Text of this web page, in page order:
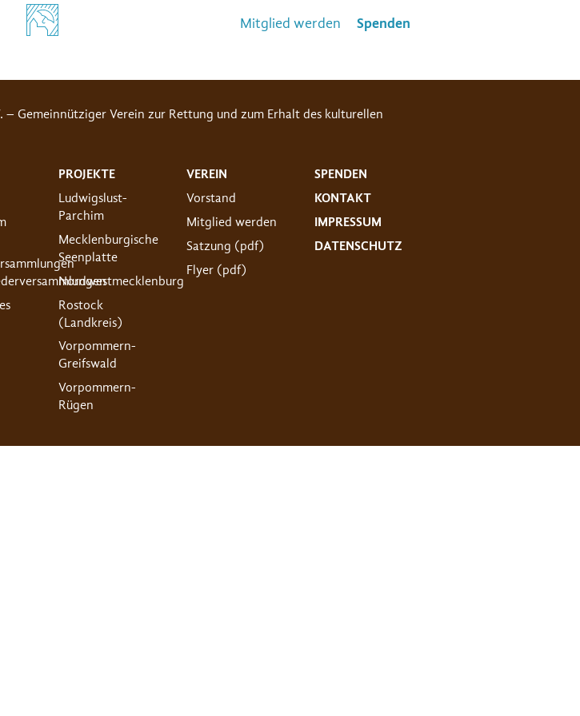
Mitglied werden Spenden
Gemeinnütziger Verein zur Rettung und zum Erhalt des kulturellen
PROJEKTE
Ludwigslust-
Parchim
Mecklenburgische
Seenplatte
Nordwestmecklenburg
Rostock
(Landkreis)
Vorpommern-
Greifswald
Vorpommern-
Rügen
VEREIN
Vorstand
Mitglied werden
Satzung (pdf)
Flyer (pdf)
SPENDEN
KONTAKT
IMPRESSUM
DATENSCHUTZ